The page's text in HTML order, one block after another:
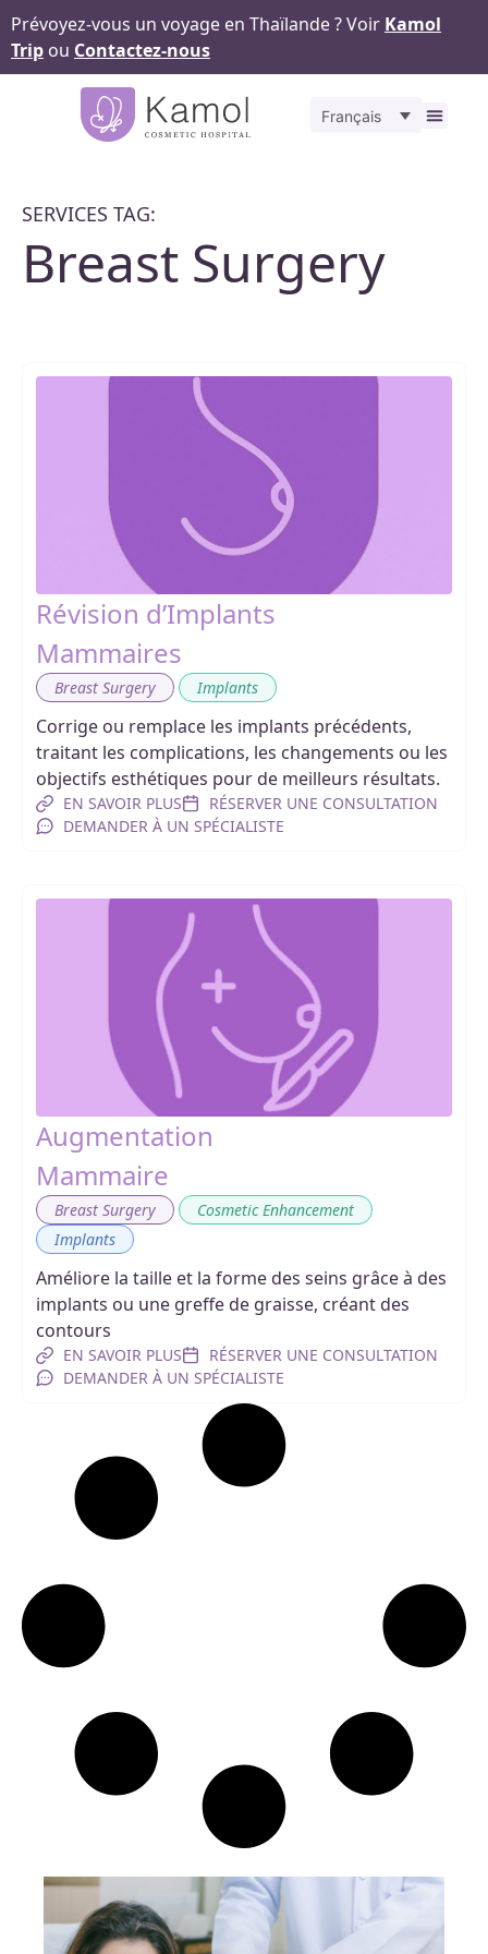
Prévoyez-vous un voyage en Thaïlande ? Voir Kamol
Trip ou Contactez-nous
Français
SERVICES TAG:
Breast Surgery
Révision d’Implants
Mammaires
Breast Surgery Implants
Corrige ou remplace les implants précédents,
traitant les complications, les changements ou les
objectifs esthétiques pour de meilleurs résultats.
EN SAVOIR PLUS
RÉSERVER UNE CONSULTATION
DEMANDER À UN SPÉCIALISTE
Augmentation
Mammaire
Breast Surgery Cosmetic Enhancement
Implants
Améliore la taille et la forme des seins grâce à des
implants ou une greffe de graisse, créant des
contours
EN SAVOIR PLUS
RÉSERVER UNE CONSULTATION
DEMANDER À UN SPÉCIALISTE